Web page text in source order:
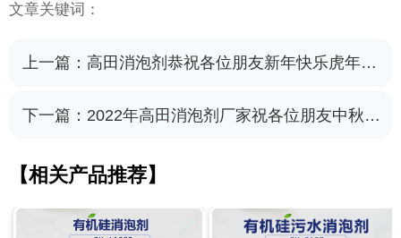
文章关键词：
上一篇： 高田消泡剂恭祝各位朋友新年快乐虎年大吉
下一篇： 2022年高田消泡剂厂家祝各位朋友中秋快乐
【相关产品推荐】